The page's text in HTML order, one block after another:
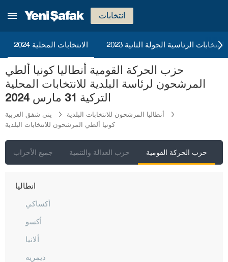
انتخابات
الانتخابات المحلية 2024 2023 الانتخابات الرئاسية الجولة الثانية
حزب الحركة القومية أنطاليا كونيا ألطي
المرشحون لرئاسة البلدية للانتخابات المحلية
التركية 31 مارس 2024
يني شفق العربية
أنطاليا المرشحون للانتخابات البلدية
كونيا ألطي المرشحون للانتخابات البلدية
جميع الأحزاب حزب العدالة والتنمية حزب الحركة القومية
إسطنبول
إزمير
أضنة
أديامان
أفيون قره حصار
أغري
أماصيا
أنطاليا
أكساكي
أكسو
ألانيا
ديمريه